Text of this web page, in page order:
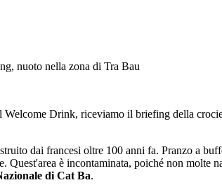
nuoto nella zona di Tra Bau
Drink, riceviamo il briefing della
dai francesi oltre 100 anni fa. Pranzo a
è incontaminata, poiché non molte
di Cat Ba.